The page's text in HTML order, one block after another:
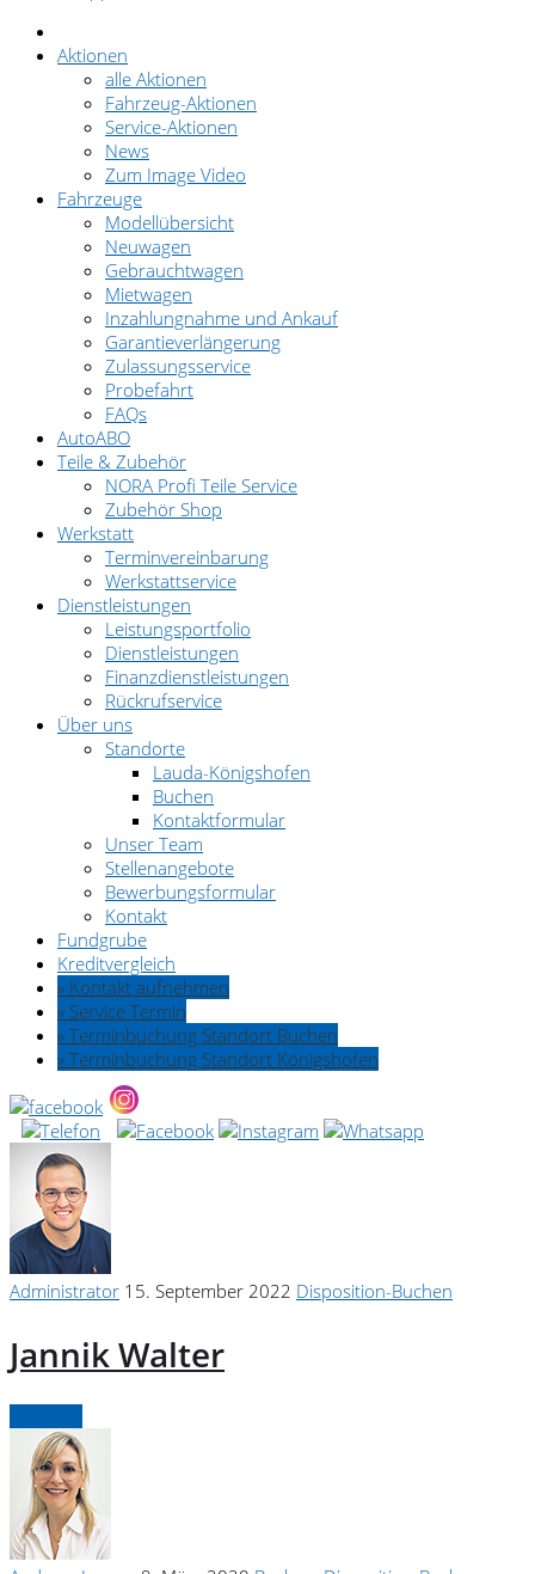
Aktionen
alle Aktionen
Fahrzeug-Aktionen
Service-Aktionen
News
Zum Image Video
Fahrzeuge
Modellübersicht
Neuwagen
Gebrauchtwagen
Mietwagen
Inzahlungnahme und Ankauf
Garantieverlängerung
Zulassungsservice
Probefahrt
FAQs
AutoABO
Teile & Zubehör
NORA Profi Teile Service
Zubehör Shop
Werkstatt
Terminvereinbarung
Werkstattservice
Dienstleistungen
Leistungsportfolio
Dienstleistungen
Finanzdienstleistungen
Rückrufservice
Über uns
Standorte
Lauda-Königshofen
Buchen
Kontaktformular
Unser Team
Stellenangebote
Bewerbungsformular
Kontakt
Fundgrube
Kreditvergleich
» Kontakt aufnehmen
» Service Termin
» Terminbuchung Standort Buchen
» Terminbuchung Standort Königshofen
Administrator 15. September 2022 Disposition-Buchen
Jannik Walter